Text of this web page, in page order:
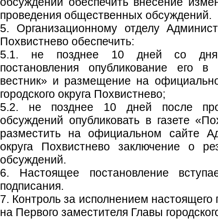
проведения общественных обсуждений.
5. Организационному отделу
Похвистнево обеспечить:
5.1. не позднее 10 дней со дня
постановления опубликование его в
вестник» и размещение на
городского округа Похвистнево;
5.2. не позднее 10 дней после
обсуждений опубликовать в газете
разместить на официальном сайте
округа Похвистнево заключение о
обсуждений.
6. Настоящее постановление
подписания.
7. Контроль за исполнением настоящего
на Первого заместителя Главы